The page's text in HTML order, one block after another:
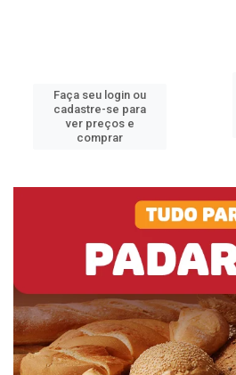
Faça seu login ou
cadastre-se para
ver preços e
comprar